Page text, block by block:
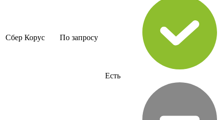
Сбер Корус По запросу
Есть